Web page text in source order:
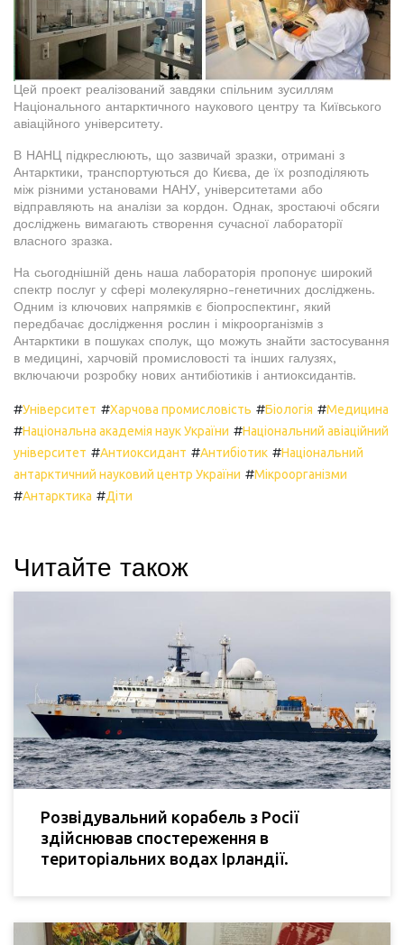
Цей проект реалізований завдяки спільним зусиллям
Національного антарктичного наукового центру та Київського
авіаційного університету.
В НАНЦ підкреслюють, що зазвичай зразки, отримані з
Антарктики, транспортуються до Києва, де їх розподіляють
між різними установами НАНУ, університетами або
відправляють на аналізи за кордон. Однак, зростаючі обсяги
досліджень вимагають створення сучасної лабораторії
власного зразка.
На сьогоднішній день наша лабораторія пропонує широкий
спектр послуг у сфері молекулярно-генетичних досліджень.
Одним із ключових напрямків є біопроспектинг, який
передбачає дослідження рослин і мікроорганізмів з
Антарктики в пошуках сполук, що можуть знайти застосування
в медицині, харчовій промисловості та інших галузях,
включаючи розробку нових антибіотиків і антиоксидантів.
#Університет #Харчова промисловість #Біологія #Медицина
#Національна академія наук України #Національний авіаційний
університет #Антиоксидант #Антибіотик #Національний
антарктичний науковий центр України #Мікроорганізми
#Антарктика #Діти
Читайте також
Розвідувальний корабель з Росії
здійснював спостереження в
територіальних водах Ірландії.